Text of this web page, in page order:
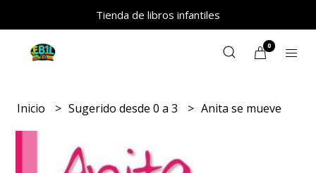
Tienda de libros infantiles
0
Inicio Sugerido desde 0 a 3 Anita se mueve